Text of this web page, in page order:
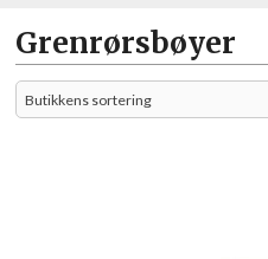
Grenrørsbøyer